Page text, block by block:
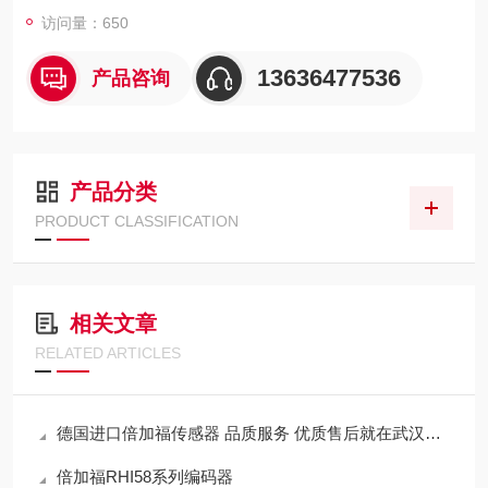
感器访问量：650
产品咨询 13636477536
产品分类
PRODUCT CLASSIFICATION
相关文章
RELATED ARTICLES
德国进口倍加福传感器 品质服务 优质售后就在武汉西尔福
倍加福RHI58系列编码器